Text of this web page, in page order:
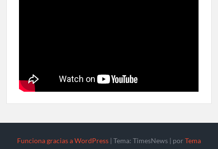
Funciona gracias a WordPress | Tema: TimesNews | por Tema